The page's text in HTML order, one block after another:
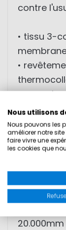
contre
• tissu 3-
membrane
•
•
col
• deux
•
•
Nous utilisons
Nous pouvons les
améliorer notre
faire vivre une
les cookies que